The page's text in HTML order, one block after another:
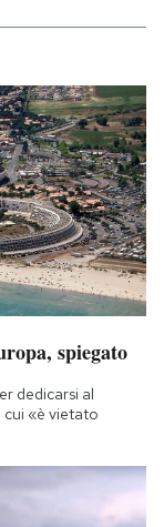
spiegato
dedicarsi al
«è vietato